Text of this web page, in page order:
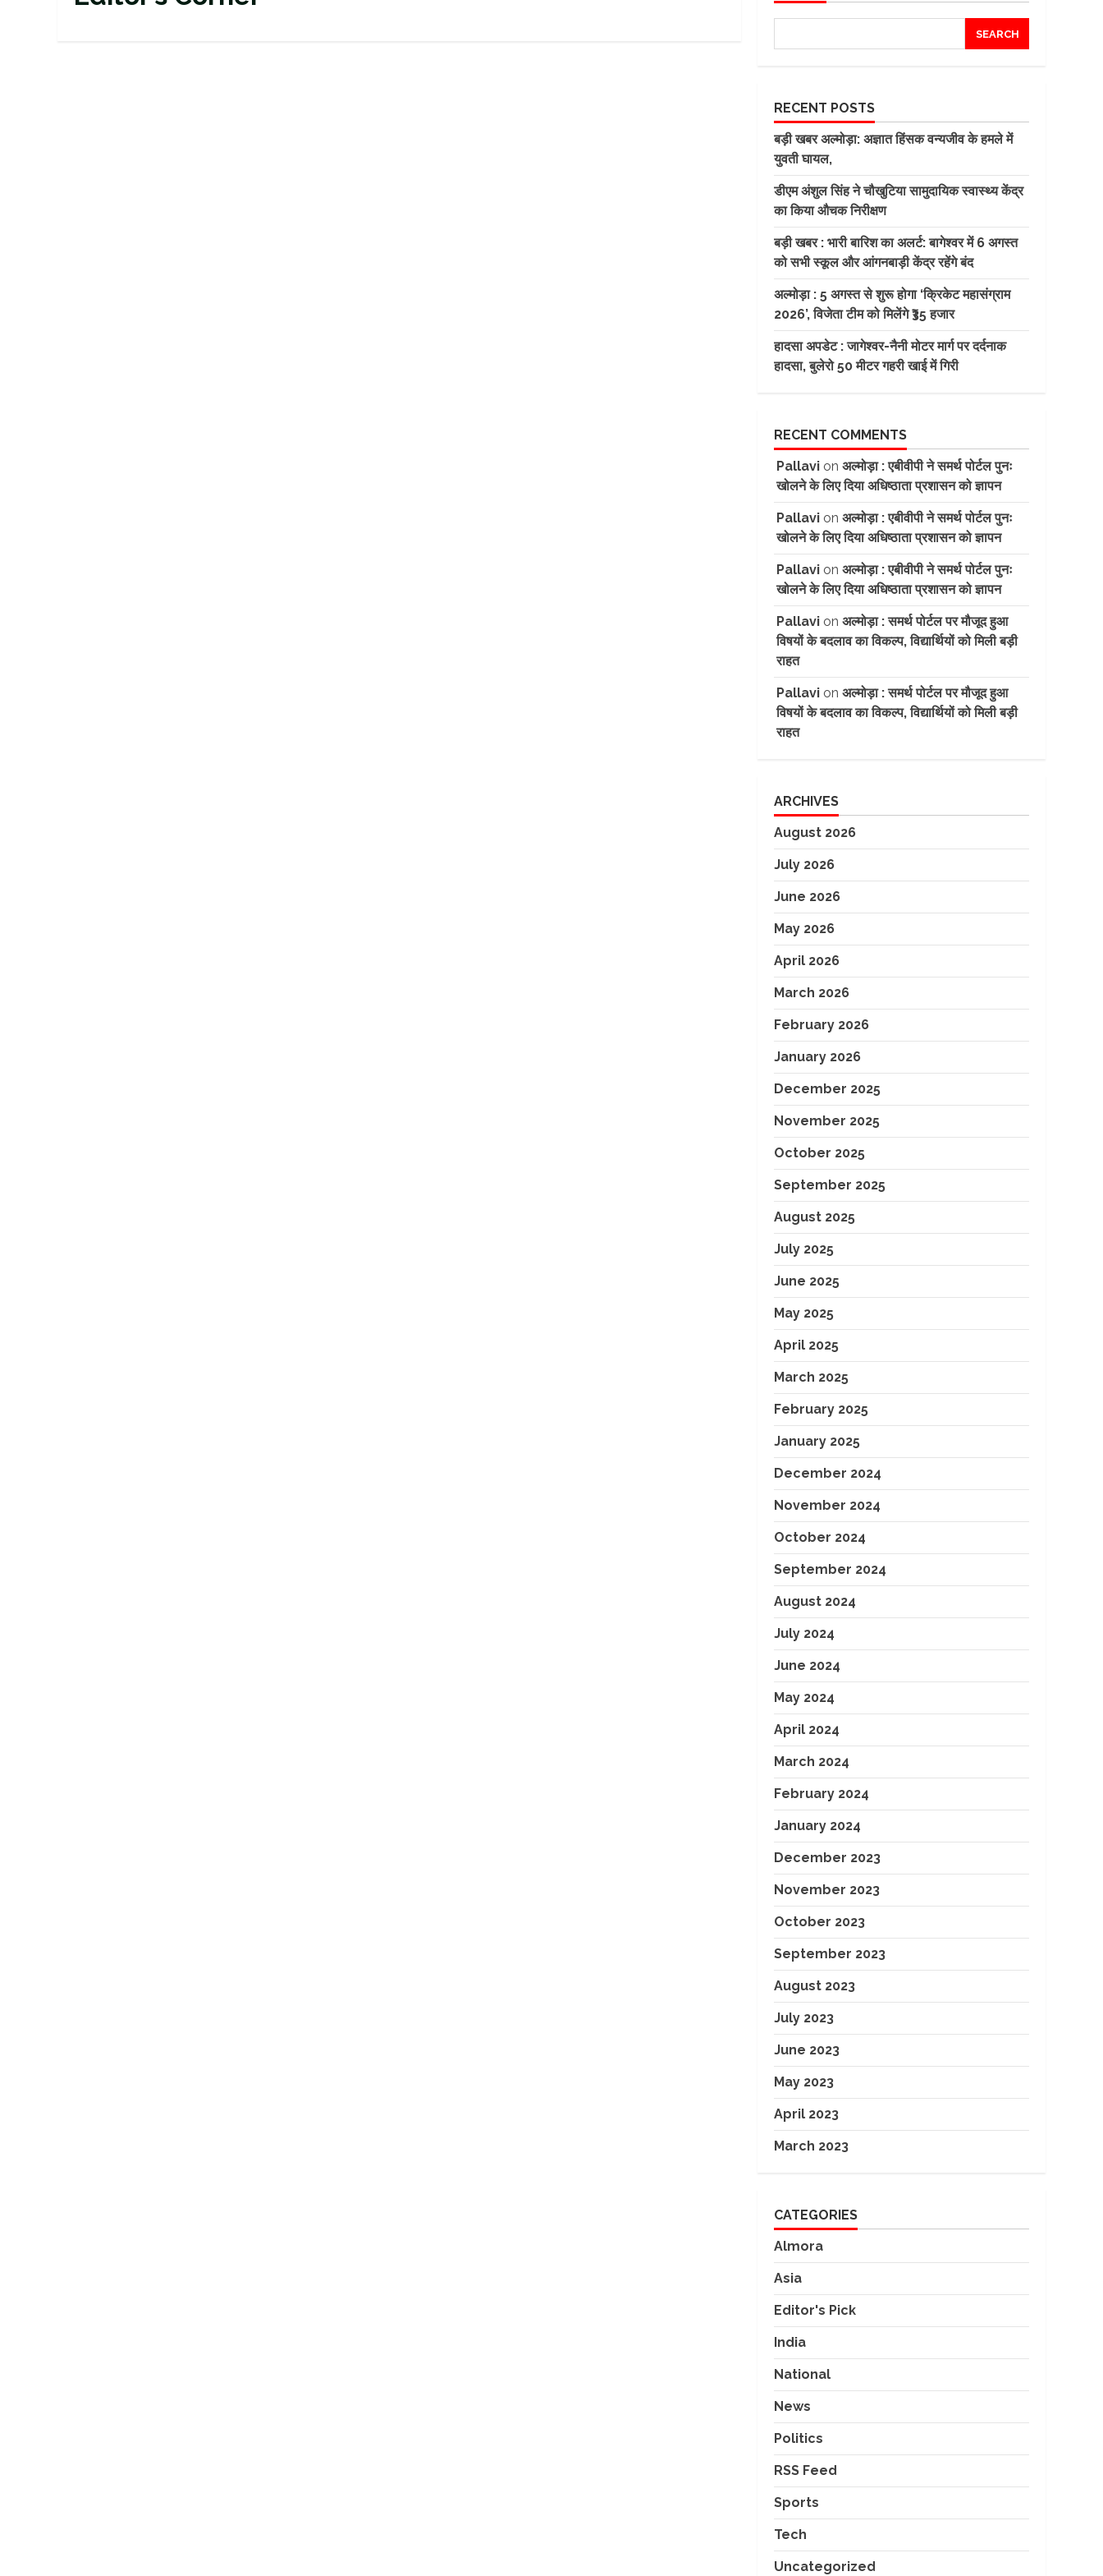
SEARCH
RECENT POSTS
बड़ी खबर अल्मोड़ा: अज्ञात हिंसक वन्यजीव के हमले में
युवती घायल,
डीएम अंशुल सिंह ने चौखुटिया सामुदायिक स्वास्थ्य केंद्र
का किया औचक निरीक्षण
बड़ी खबर : भारी बारिश का अलर्ट: बागेश्वर में 6 अगस्त
को सभी स्कूल और आंगनबाड़ी केंद्र रहेंगे बंद
अल्मोड़ा : 5 अगस्त से शुरू होगा ‘क्रिकेट महासंग्राम
2026’, विजेता टीम को मिलेंगे ₹35 हजार
हादसा अपडेट : जागेश्वर-नैनी मोटर मार्ग पर दर्दनाक
हादसा, बुलेरो 50 मीटर गहरी खाई में गिरी
RECENT COMMENTS
Pallavion अल्मोड़ा : एबीवीपी ने समर्थ पोर्टल पुनः
खोलने के लिए दिया अधिष्ठाता प्रशासन को ज्ञापन
Pallavion अल्मोड़ा : एबीवीपी ने समर्थ पोर्टल पुनः
खोलने के लिए दिया अधिष्ठाता प्रशासन को ज्ञापन
Pallavion अल्मोड़ा : एबीवीपी ने समर्थ पोर्टल पुनः
खोलने के लिए दिया अधिष्ठाता प्रशासन को ज्ञापन
Pallavion अल्मोड़ा : समर्थ पोर्टल पर मौजूद हुआ
विषयों के बदलाव का विकल्प, विद्यार्थियों को मिली बड़ी
राहत
Pallavion अल्मोड़ा : समर्थ पोर्टल पर मौजूद हुआ
विषयों के बदलाव का विकल्प, विद्यार्थियों को मिली बड़ी
राहत
ARCHIVES
August 2026
July 2026
June 2026
May 2026
April 2026
March 2026
February 2026
January 2026
December 2025
November 2025
October 2025
September 2025
August 2025
July 2025
June 2025
May 2025
April 2025
March 2025
February 2025
January 2025
December 2024
November 2024
October 2024
September 2024
August 2024
July 2024
June 2024
May 2024
April 2024
March 2024
February 2024
January 2024
December 2023
November 2023
October 2023
September 2023
August 2023
July 2023
June 2023
May 2023
April 2023
March 2023
CATEGORIES
Almora
Asia
Editor's Pick
India
National
News
Politics
RSS Feed
Sports
Tech
Uncategorized